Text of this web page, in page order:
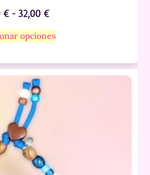
€ - 32,00 €
opciones